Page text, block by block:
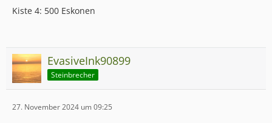
Kiste 4: 500 Eskonen
EvasiveInk90899
Steinbrecher
27. November 2024 um 09:25